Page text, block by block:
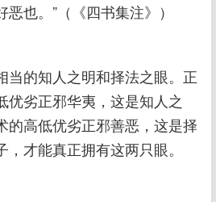
也。”（《四书集注》）
当的知人之明和择法之眼。正
优劣正邪华夷，这是知人之
的高低优劣正邪善恶，这是择
才能真正拥有这两只眼。